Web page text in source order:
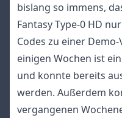
bislang so immens,
Fantasy Type-0 HD
Codes zu einer
einigen Wochen ist
und konnte bereits
werden. Außerdem
vergangenen